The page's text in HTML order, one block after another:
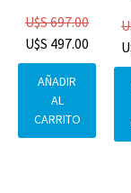
U$S697.00
U$S 497.00
AÑADIR
AL
CARRITO